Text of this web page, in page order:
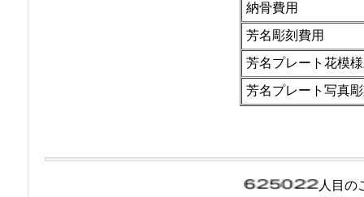
納骨費用
芳名彫刻費用
芳名プレート花模
芳名プレート写真
人目の